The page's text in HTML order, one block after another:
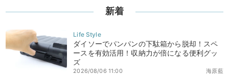
新着
ダイソーでパンパンの下駄箱から脱却！スペ
ースを有効活用！収納力が倍になる便利グッ
ズ
海原藍
2026/08/06 11:00